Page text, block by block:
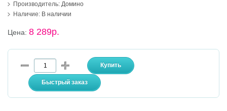
Производитель: Домино
Наличие: В наличии
Цена:8 289р.